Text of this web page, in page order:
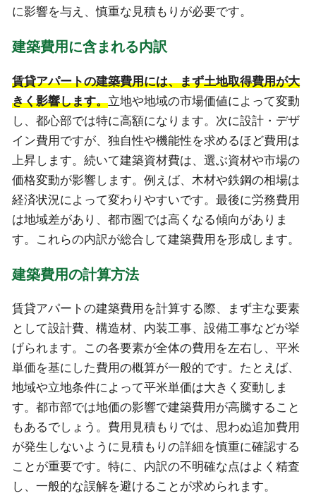
に影響を与え、慎重な見積もりが必要です。
建築費用に含まれる内訳
賃貸アパートの建築費用には、まず土地取得費用が大
きく影響します。立地や地域の市場価値によって変動
し、都心部では特に高額になります。次に設計・デザ
イン費用ですが、独自性や機能性を求めるほど費用は
上昇します。続いて建築資材費は、選ぶ資材や市場の
価格変動が影響します。例えば、木材や鉄鋼の相場は
経済状況によって変わりやすいです。最後に労務費用
は地域差があり、都市圏では高くなる傾向がありま
す。これらの内訳が総合して建築費用を形成します。
建築費用の計算方法
賃貸アパートの建築費用を計算する際、まず主な要素
として設計費、構造材、内装工事、設備工事などが挙
げられます。この各要素が全体の費用を左右し、平米
単価を基にした費用の概算が一般的です。たとえば、
地域や立地条件によって平米単価は大きく変動しま
す。都市部では地価の影響で建築費用が高騰すること
もあるでしょう。費用見積もりでは、思わぬ追加費用
が発生しないように見積もりの詳細を慎重に確認する
ことが重要です。特に、内訳の不明確な点はよく精査
し、一般的な誤解を避けることが求められます。